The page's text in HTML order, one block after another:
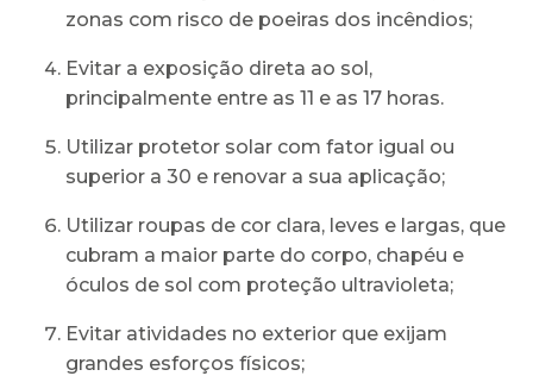
zonas com risco de poeiras dos incêndios;
Evitar a exposição direta ao sol,
principalmente entre as 11 e as 17 horas.
Utilizar protetor solar com fator igual ou
superior a 30 e renovar a sua aplicação;
Utilizar roupas de cor clara, leves e largas, que
cubram a maior parte do corpo, chapéu e
óculos de sol com proteção ultravioleta;
Evitar atividades no exterior que exijam
grandes esforços físicos;